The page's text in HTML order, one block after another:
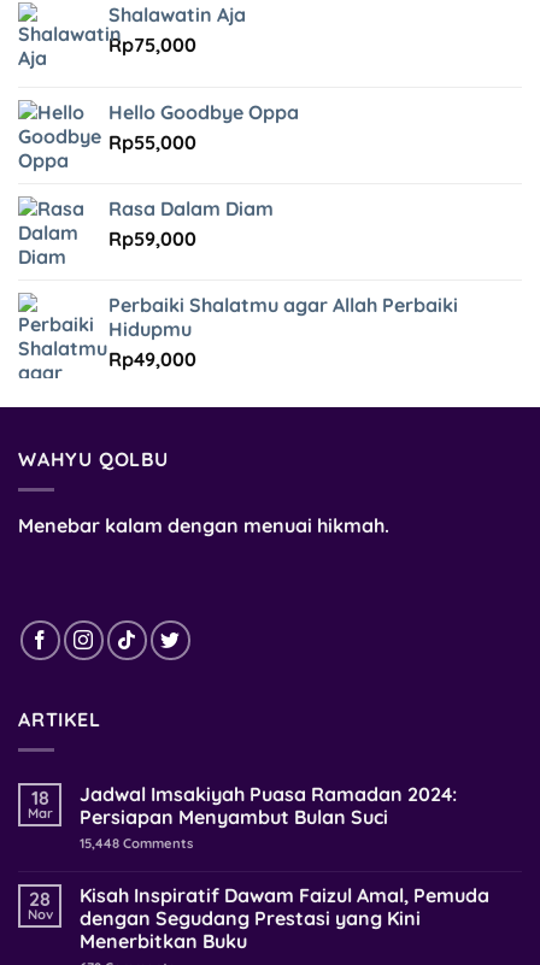
Shalawatin Aja
Rp75,000
Hello Goodbye Oppa
Rp55,000
Rasa Dalam Diam
Rp59,000
Perbaiki Shalatmu agar Allah Perbaiki
Hidupmu
Rp49,000
WAHYU QOLBU
Menebar kalam dengan menuai hikmah.
ARTIKEL
18
Mar
Jadwal Imsakiyah Puasa Ramadan 2024:
Persiapan Menyambut Bulan Suci
15,448 Comments
28
Nov
Kisah Inspiratif Dawam Faizul Amal, Pemuda
dengan Segudang Prestasi yang Kini
Menerbitkan Buku